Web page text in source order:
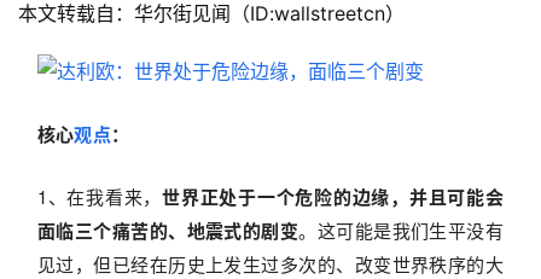
本文转载自：华尔街见闻（ID:wallstreetcn）
核心观点：
1、在我看来，世界正处于一个危险的边缘，并且可能会
面临三个痛苦的、地震式的剧变。这可能是我们生平没有
见过，但已经在历史上发生过多次的、改变世界秩序的大